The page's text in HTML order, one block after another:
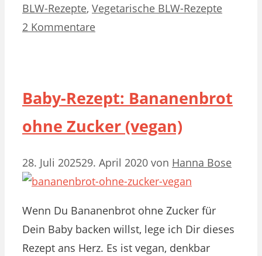
BLW-Rezepte, Vegetarische BLW-Rezepte
2 Kommentare
Baby-Rezept: Bananenbrot
ohne Zucker (vegan)
28. Juli 202529. April 2020 von Hanna Bose
Wenn Du Bananenbrot ohne Zucker für
Dein Baby backen willst, lege ich Dir dieses
Rezept ans Herz. Es ist vegan, denkbar